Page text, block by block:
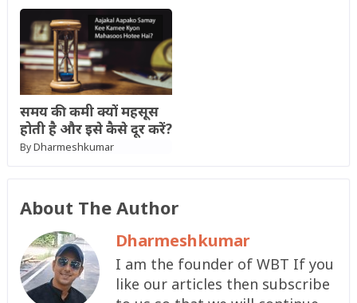
समय की कमी क्यों महसूस
होती है और इसे कैसे दूर करें?
ByDharmeshkumar
About The Author
Dharmeshkumar
I am the founder of WBT If you
like our articles then subscribe